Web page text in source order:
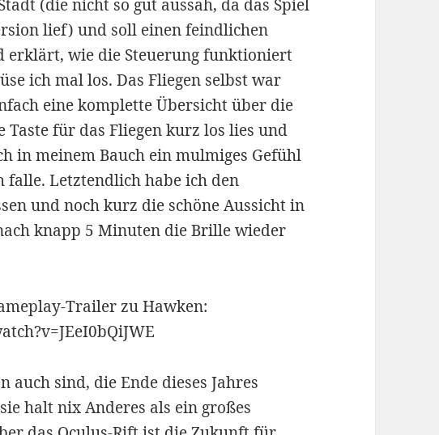
(die nicht so gut aussah, da das Spiel
lief) und soll einen feindlichen
erklärt, wie die Steuerung funktioniert
ich mal los. Das Fliegen selbst war
eine komplette Übersicht über die
Taste für das Fliegen kurz los lies und
in meinem Bauch ein mulmiges Gefühl
Letztendlich habe ich den
und noch kurz die schöne Aussicht in
knapp 5 Minuten die Brille wieder
Trailer zu Hawken:
auch sind, die Ende dieses Jahres
halt nix Anderes als ein großes